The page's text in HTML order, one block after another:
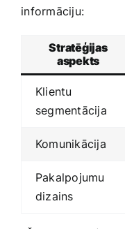
⁤informāciju:
Stratēģijas
aspekts
Klientu
segmentācija
Komunikācija
Pakalpojumu
dizains